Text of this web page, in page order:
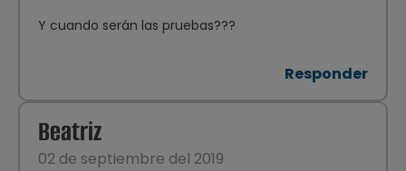
Y cuando serán las pruebas???
Responder
Beatriz
02 de septiembre del 2019